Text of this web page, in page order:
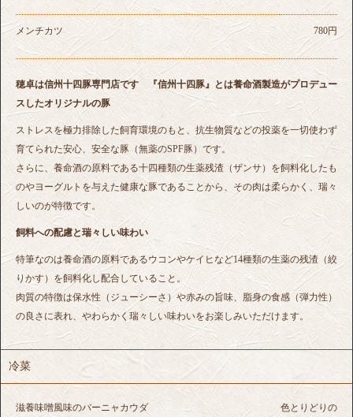
メンチカツ 780円
穂卓は信州十四豚専門店です
『信州十四豚』とは養命酒製造がプロデュー
スしたオリジナルの豚
ストレスを極力排除した飼育環境のもと、抗生物質などの投薬を一切使わず
育てられた安心、安全な豚（無薬のSPF豚）です。
さらに、養命酒の原料である十四種類の生薬残渣（ザンサ）を飼料化したも
のやヨーグルトを与えた健康な豚であることから、その肉は柔らかく、瑞々
しいのが特徴です。
飼料への配慮と瑞々しい味わい
特筆なのは養命酒の原料であるウコンやケイヒなど14種類の生薬の残渣（絞
りかす）を飼料化し配合していること。
肉質の特徴は保水性（ジューシーさ）や赤みの旨味、脂身の食感（弾力性）
の良さに表れ、やわらかく瑞々しい味わいをお楽しみいただけます。
冷菜
滋養味噌風味のバーニャカウダ
色とりどりの